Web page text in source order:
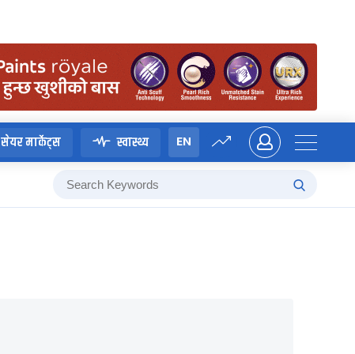
सेयर मार्केट्स स्वास्थ्य EN